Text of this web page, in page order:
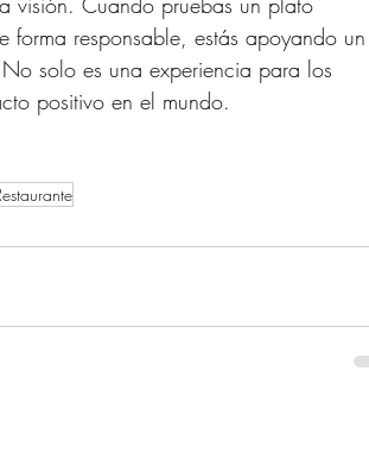
responsable, estás apoyando un
solo es una experiencia para los
positivo en el mundo.